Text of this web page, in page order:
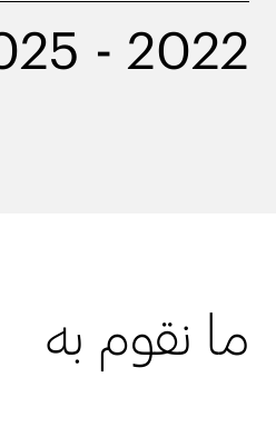
2022 - 2025
ما نقوم به